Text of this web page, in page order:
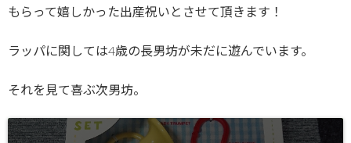
もらって嬉しかった出産祝いとさせて頂きます！
ラッパに関しては4歳の長男坊が未だに遊んでいます。
それを見て喜ぶ次男坊。